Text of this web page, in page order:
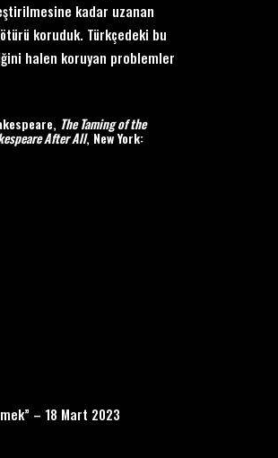
kadar uzanan
koruduk. Türkçedeki bu
halen koruyan problemler
The Taming of the
After All, New York:
– 18 Mart 2023